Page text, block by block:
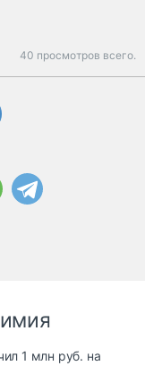
40 просмотров всего.
1 млн руб. на